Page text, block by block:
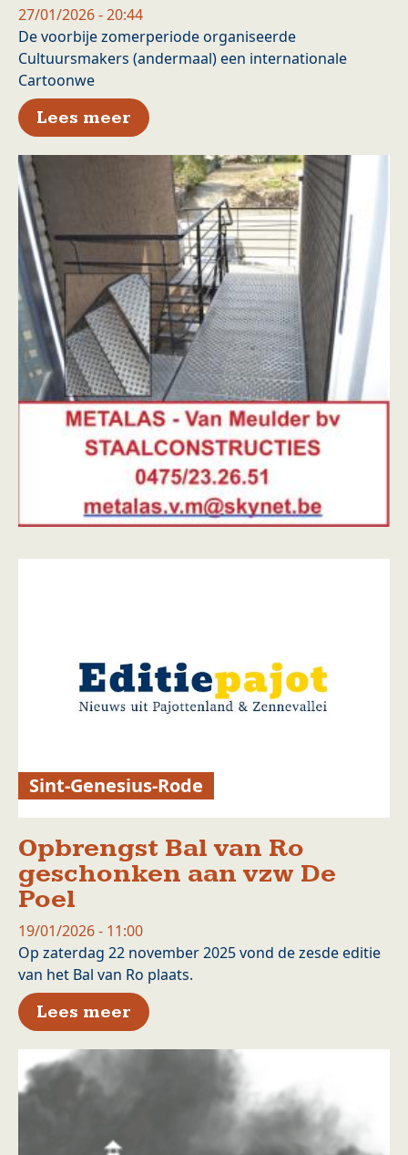
27/01/2026 - 20:44
De voorbije zomerperiode organiseerde
Cultuursmakers (andermaal) een internationale
Cartoonwe
Lees meer over Internationale
Sint-Genesius-Rode
Opbrengst Bal van Ro
geschonken aan vzw De
Poel
19/01/2026 - 11:00
Op zaterdag 22 november 2025 vond de zesde editie
van het Bal van Ro plaats.
Lees meer over Opbrengst Bal van Ro